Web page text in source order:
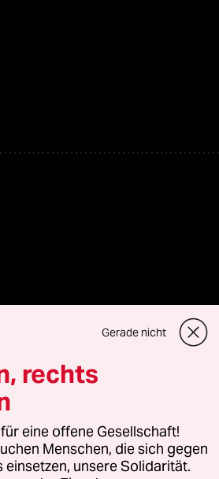
Vertriebs GmbH
rechtlichen Fragen oder für Genehmigungen
Gerade nicht
rechts
eine offene Gesellschaft!
Menschen, die sich gegen
unsere Solidarität.